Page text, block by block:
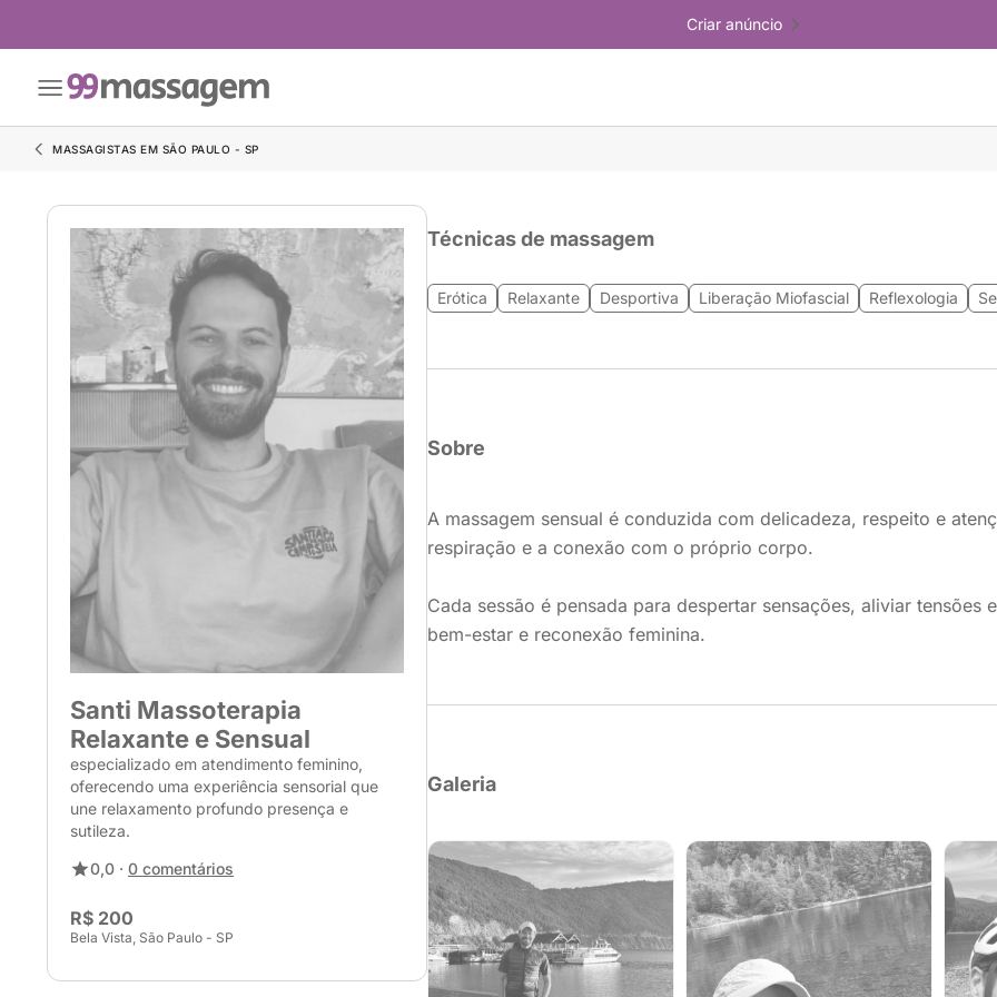
Criar anúncio
MASSAGISTAS EM SÃO PAULO - SP
Santi Massoterapia
Relaxante e Sensual
especializado em atendimento feminino,
oferecendo uma experiência sensorial que
une relaxamento profundo presença e
sutileza.
0,0 · 0 comentários
R$ 200
Bela Vista, São Paulo - SP
Técnicas de massagem
Erótica Relaxante Desportiva Liberação Miofascial Reflexologia
Sobre
A massagem sensual é conduzida com delicadeza, respeito e
respiração e a conexão com o próprio corpo.
Cada sessão é pensada para despertar sensações, aliviar
bem-estar e reconexão feminina.
Galeria